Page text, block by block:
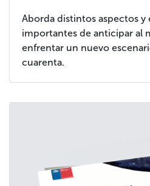
Aborda distintos aspectos y
importantes de anticipar al
enfrentar un nuevo
cuarenta.